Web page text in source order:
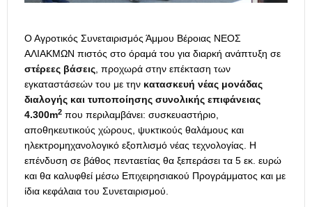
Ο Αγροτικός Συνεταιρισμός Άμμου Βέροιας ΝΕΟΣ
ΑΛΙΑΚΜΩΝ πιστός στο όραμά του για διαρκή ανάπτυξη σε
στέρεες βάσεις, προχωρά στην επέκταση των
εγκαταστάσεών του με την κατασκευή νέας μονάδας
διαλογής και τυποποίησης συνολικής επιφάνειας
4.300m2 που περιλαμβάνει: συσκευαστήριο,
αποθηκευτικούς χώρους, ψυκτικούς θαλάμους και
ηλεκτρομηχανολογικό εξοπλισμό νέας τεχνολογίας. Η
επένδυση σε βάθος πενταετίας θα ξεπεράσει τα 5 εκ. ευρώ
και θα καλυφθεί μέσω Επιχειρησιακού Προγράμματος και με
ίδια κεφάλαια του Συνεταιρισμού.